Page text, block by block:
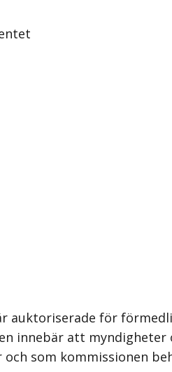
auktoriserade för
innebär att myndigheter
som kommissionen